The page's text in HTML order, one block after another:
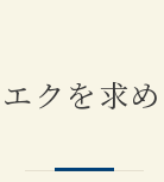
クを求